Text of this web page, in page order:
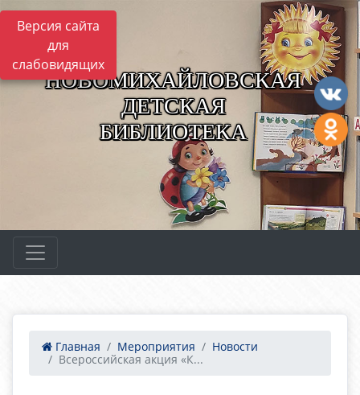
Версия сайта
для
слабовидящих
НОВОМИХАЙЛОВСКАЯ
ДЕТСКАЯ
БИБЛИОТЕКА
Главная Мероприятия
Новости
Всероссийская акция «К...